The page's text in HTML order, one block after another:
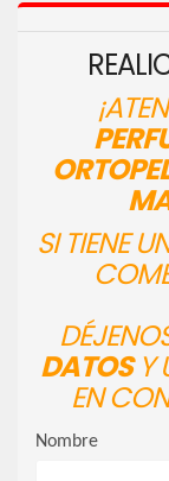
SI TIENE
DATOSY
EN
Nombre